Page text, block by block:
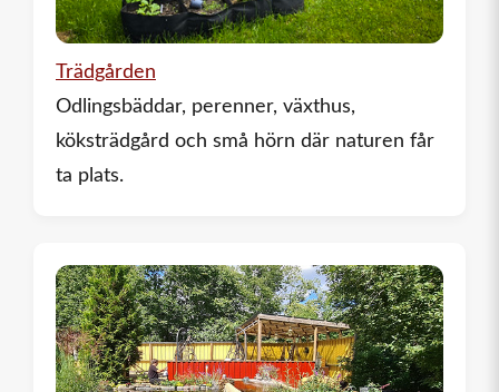
Trädgården
Odlingsbäddar, perenner, växthus,
köksträdgård och små hörn där naturen får
ta plats.